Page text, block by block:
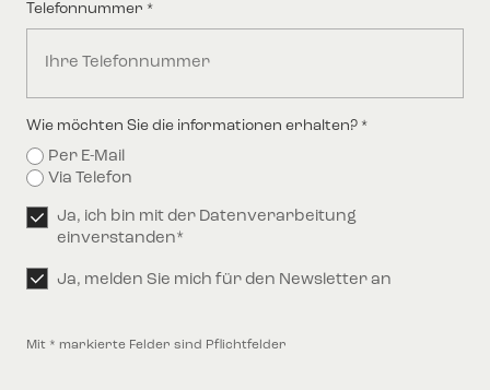
Telefonnummer *
Wie möchten Sie die informationen erhalten? *
Per E-Mail
Via Telefon
Erlaubnis
Ja, ich bin mit der Datenverarbeitung
einverstanden*
Erlaubnis
Ja, melden Sie mich für den Newsletter an
Mit * markierte Felder sind Pflichtfelder